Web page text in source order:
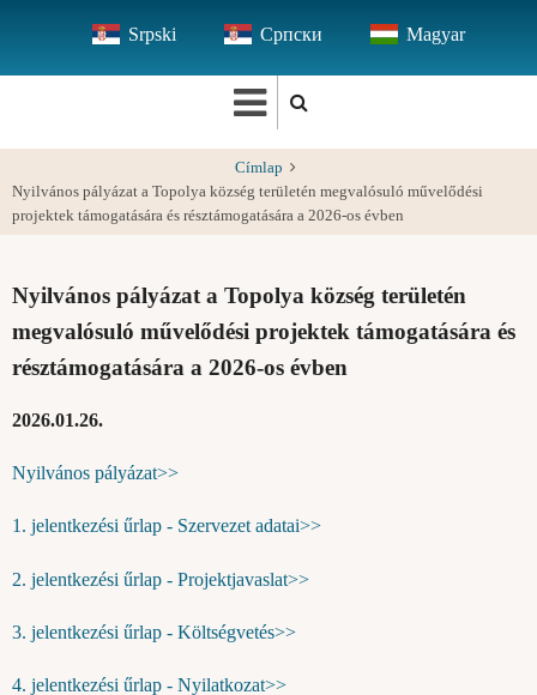
tartalomra
Srpski Српски Magyar
Címlap
Nyilvános pályázat a Topolya község területén megvalósuló művelődési
projektek támogatására és résztámogatására a 2026-os évben
Nyilvános pályázat a Topolya község területén
megvalósuló művelődési projektek támogatására és
résztámogatására a 2026-os évben
2026.01.26.
Nyilvános pályázat>>
1. jelentkezési űrlap - Szervezet adatai>>
2. jelentkezési űrlap - Projektjavaslat>>
3. jelentkezési űrlap - Költségvetés>>
4. jelentkezési űrlap - Nyilatkozat>>